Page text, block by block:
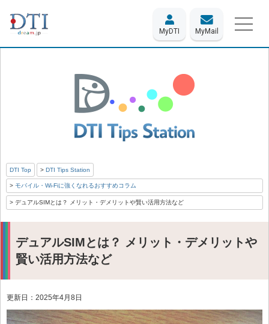
MyDTI MyMail
DTI Top DTI Tips Station
モバイル・Wi-Fiに強くなれるおすすめコラム
デュアルSIMとは？ メリット・デメリットや賢い活用方法など
デュアルSIMとは？ メリット・デメリットや
賢い活用方法など
更新日：2025年4月8日